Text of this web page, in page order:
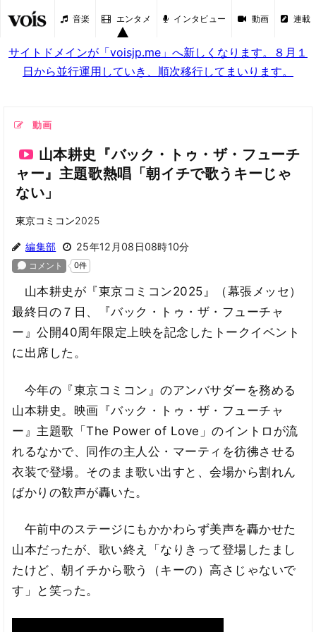
音楽 エンタメ インタビュー 動画 連載
サイトドメインが「voisjp.me」へ新しくなります。８月１
日から並行運用していき、順次移行してまいります。
動画
山本耕史『バック・トゥ・ザ・フューチ
ャー』主題歌熱唱「朝イチで歌うキーじゃ
ない」
東京コミコン2025
編集部 25年12月08日08時10分
山本耕史が『東京コミコン2025』（幕張メッセ）
最終日の７日、『バック・トゥ・ザ・フューチャ
ー』公開40周年限定上映を記念したトークイベント
に出席した。
今年の『東京コミコン』のアンバサダーを務める
山本耕史。映画『バック・トゥ・ザ・フューチャ
ー』主題歌「The Power of Love」のイントロが流
れるなかで、同作の主人公・マーティを彷彿させる
衣装で登場。そのまま歌い出すと、会場から割れん
ばかりの歓声が轟いた。
午前中のステージにもかかわらず美声を轟かせた
山本だったが、歌い終え「なりきって登場したまし
たけど、朝イチから歌う（キーの）高さじゃないで
す」と笑った。